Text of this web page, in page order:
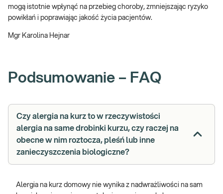
mogą istotnie wpłynąć na przebieg choroby, zmniejszając ryzyko
powikłań i poprawiając jakość życia pacjentów.
Mgr Karolina Hejnar
Podsumowanie – FAQ
Czy alergia na kurz to w rzeczywistości
alergia na same drobinki kurzu, czy raczej na
obecne w nim roztocza, pleśń lub inne
zanieczyszczenia biologiczne?
Alergia na kurz domowy nie wynika z nadwrażliwości na sam